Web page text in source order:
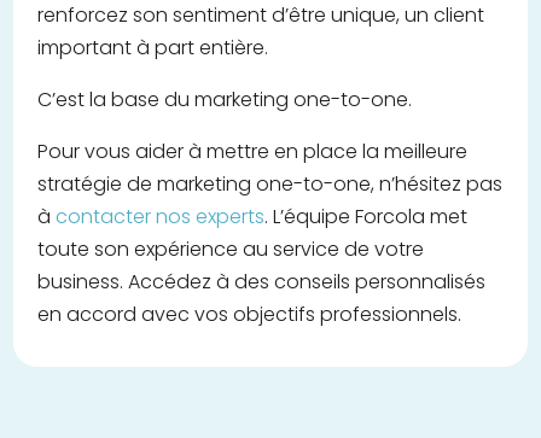
renforcez son sentiment d’être unique, un client
important à part entière.
C’est la base du marketing one-to-one.
Pour vous aider à mettre en place la meilleure
stratégie de marketing one-to-one, n’hésitez pas
à contacter nos experts. L’équipe Forcola met
toute son expérience au service de votre
business. Accédez à des conseils personnalisés
en accord avec vos objectifs professionnels.